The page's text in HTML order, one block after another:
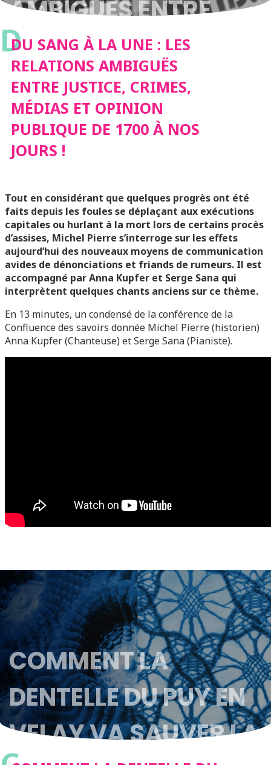
AMBIGUËS ENTRE
JUSTICE, CRIMES,
MÉDIAS ET OPINION
PUBLIQUE DE 1700 À
NOS JOURS !
DDU SANG À LA UNE : LES
RELATIONS AMBIGUËS
ENTRE JUSTICE, CRIMES,
MÉDIAS ET OPINION
PUBLIQUE DE 1700 À NOS
JOURS !
Tout en considérant que quelques progrès ont été
faits depuis les foules se déplaçant aux exécutions
capitales ou hurlant à la mort lors de certains procès
d’assises, Michel Pierre s’interroge sur les effets
aujourd’hui des nouveaux moyens de communication
avides de dénonciations et friands de rumeurs. Il est
accompagné par Anna Kupfer et Serge Sana qui
interprètent quelques chants anciens sur ce thème.
En 13 minutes, un condensé de la conférence de la
Confluence des savoirs donnée Michel Pierre (historien)
Anna Kupfer (Chanteuse) et Serge Sana (Pianiste).
COMMENT LA
DENTELLE DU PUY EN
VELAY VA SAUVER LA